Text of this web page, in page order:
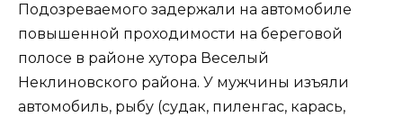
Подозреваемого задержали на автомобиле
повышенной проходимости на береговой
полосе в районе хутора Веселый
Неклиновского района. У мужчины изъяли
автомобиль, рыбу (судак, пиленгас, карась,